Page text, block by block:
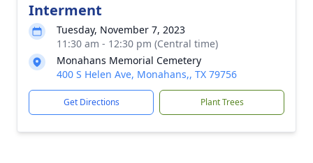
Interment
Tuesday, November 7, 2023
11:30 am - 12:30 pm (Central time)
Monahans Memorial Cemetery
400 S Helen Ave, Monahans,, TX 79756
Get Directions Plant Trees